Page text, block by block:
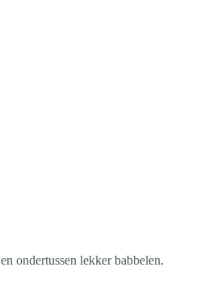
ondertussen lekker babbelen.